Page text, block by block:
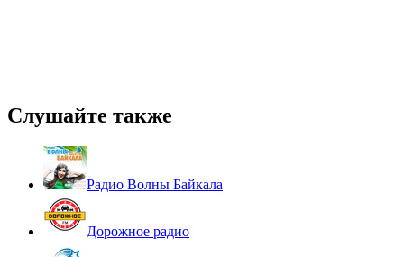
Слушайте также
Радио Волны Байкала
Дорожное радио